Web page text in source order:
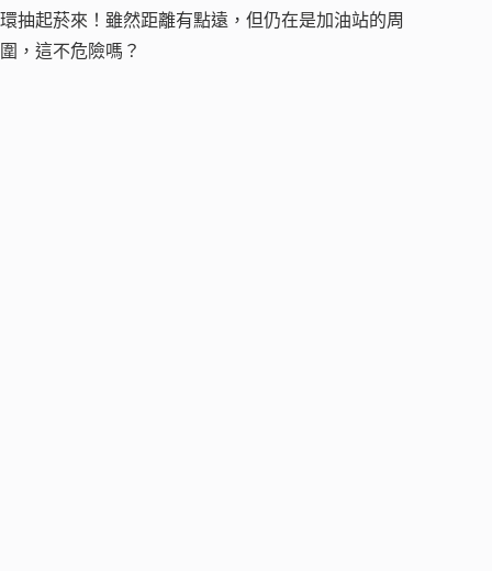
環抽起菸來！雖然距離有點遠，但仍在是加油站的周
圍，這不危險嗎？